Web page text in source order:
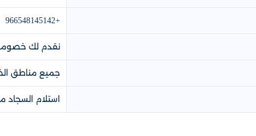
+966548145142
نقدم لك
جميع مناطق
استلام السجاد